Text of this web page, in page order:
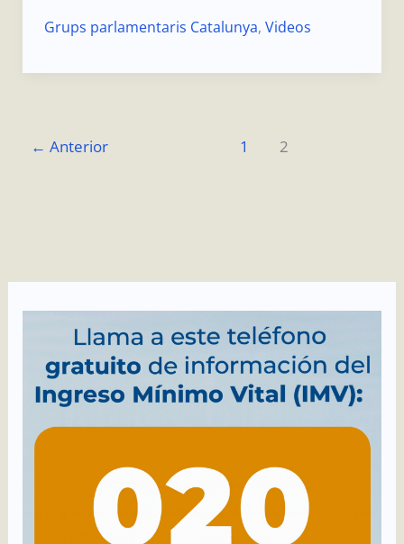
Grups parlamentaris Catalunya, Videos
← Anterior 1 2